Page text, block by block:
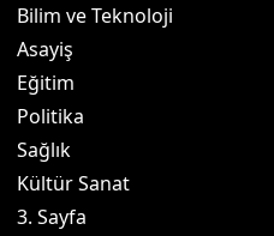
Bilim ve Teknoloji
Asayiş
Eğitim
Politika
Sağlık
Kültür Sanat
3. Sayfa